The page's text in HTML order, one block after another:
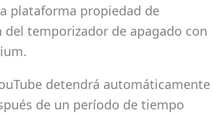
plataforma propiedad de
temporizador de apagado con
detendrá automáticamente
de un período de tiempo